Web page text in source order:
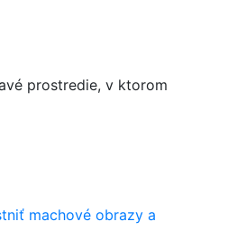
prostredie, v ktorom